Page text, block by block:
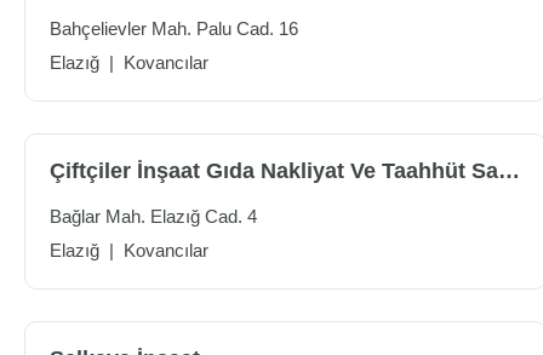
Bahçelievler Mah. Palu Cad. 16
Elazığ | Kovancılar
Çiftçiler İnşaat Gıda Nakliyat Ve Taahhüt San. Ve Tic.ltd.şti.
Bağlar Mah. Elazığ Cad. 4
Elazığ | Kovancılar